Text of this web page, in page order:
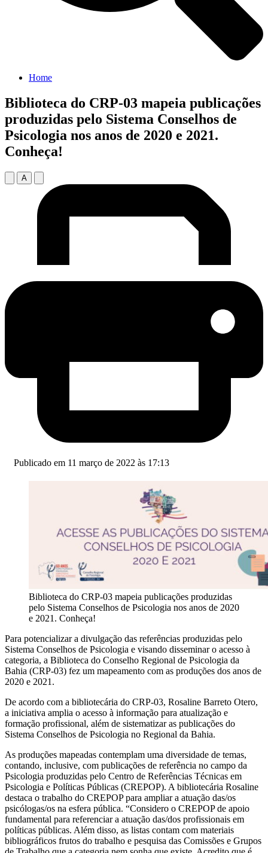
Home
Biblioteca do CRP-03 mapeia publicações
produzidas pelo Sistema Conselhos de
Psicologia nos anos de 2020 e 2021.
Conheça!
A
Publicado em 11 março de 2022 às 17:13
Biblioteca do CRP-03 mapeia publicações produzidas
pelo Sistema Conselhos de Psicologia nos anos de 2020
e 2021. Conheça!
Para potencializar a divulgação das referências produzidas pelo
Sistema Conselhos de Psicologia e visando disseminar o acesso à
categoria, a Biblioteca do Conselho Regional de Psicologia da
Bahia (CRP-03) fez um mapeamento com as produções dos anos de
2020 e 2021.
De acordo com a bibliotecária do CRP-03, Rosaline Barreto Otero,
a iniciativa amplia o acesso à informação para atualização e
formação profissional, além de sistematizar as publicações do
Sistema Conselhos de Psicologia no Regional da Bahia.
As produções mapeadas contemplam uma diversidade de temas,
contando, inclusive, com publicações de referência no campo da
Psicologia produzidas pelo Centro de Referências Técnicas em
Psicologia e Políticas Públicas (CREPOP). A bibliotecária Rosaline
destaca o trabalho do CREPOP para ampliar a atuação das/os
psicólogas/os na esfera pública. “Considero o CREPOP de apoio
fundamental para referenciar a atuação das/dos profissionais em
políticas públicas. Além disso, as listas contam com materiais
bibliográficos frutos do trabalho e pesquisa das Comissões e Grupos